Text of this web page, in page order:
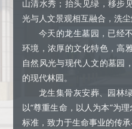
山清水秀；抬头见绿，移步
光与人文景观相互融合，洗尘
今天的龙生墓园，已经
环境，浓厚的文化特色，高
自然风光与现代人文的墓园
的现代林园。
龙生集骨灰安葬、园林
以“尊重生命，以人为本”为
标准，致力于生命事业的传承